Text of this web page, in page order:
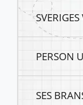
PERSON
SES